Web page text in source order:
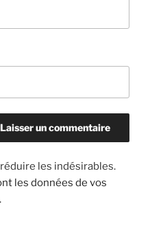
les indésirables.
les données de vos
.